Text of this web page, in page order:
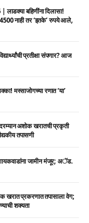
बहिणींना दिलासा!
नाही तर ‘इतके’ रुपये आले,
प्रतीक्षा संपणार? आज
मस्साजोगच्या रणात ‘या’
अशोक खरातची प्रकृती
तपासणी
जामीन मंजूर; अॅड.
प्रकरणात तपासाला वेग;
शक्यता